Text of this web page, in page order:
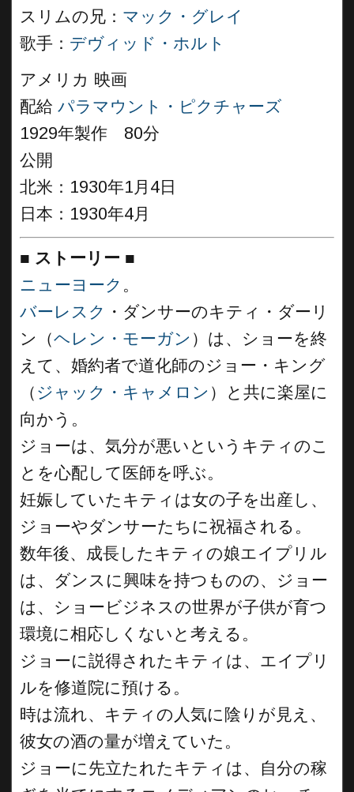
スリムの兄： マック・グレイ
歌手： デヴィッド・ホルト
アメリカ 映画
配給 パラマウント・ピクチャーズ
1929年製作 80分
公開
北米：1930年1月4日
日本：1930年4月
■ ストーリー ■
ニューヨーク 。
バーレスク ・ダンサーのキティ・ダーリ
ン（ヘレン・モーガン ）は、ショーを終
えて、婚約者で道化師のジョー・キング
（ ジャック・キャメロン ）と共に楽屋に
向かう。
ジョーは、気分が悪いというキティのこ
とを心配して医師を呼ぶ。
妊娠していたキティは女の子を出産し、
ジョーやダンサーたちに祝福される。
数年後、成長したキティの娘エイプリル
は、ダンスに興味を持つものの、ジョー
は、ショービジネスの世界が子供が育つ
環境に相応しくないと考える。
ジョーに説得されたキティは、エイプリ
ルを修道院に預ける。
時は流れ、キティの人気に陰りが見え、
彼女の酒の量が増えていた。
ジョーに先立たれたキティは、自分の稼